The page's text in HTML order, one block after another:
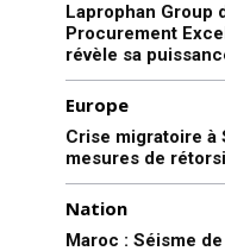
Laprophan Group
Procurement
révèle sa
Europe
Crise migratoire à
mesures de
Nation
Maroc : Séisme